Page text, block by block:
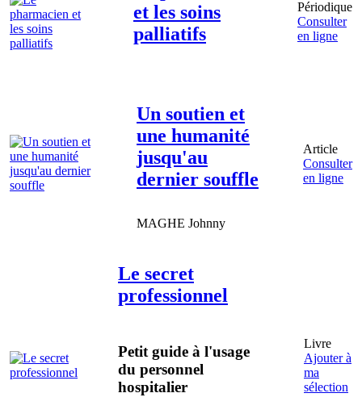
et les soins
palliatifs
Périodique
Consulter
en ligne
Un soutien et
une humanité
jusqu'au
dernier souffle
Article
Consulter
en ligne
MAGHE Johnny
Le secret
professionnel
Livre
Ajouter à
ma
sélection
Petit guide à l'usage
du personnel
hospitalier